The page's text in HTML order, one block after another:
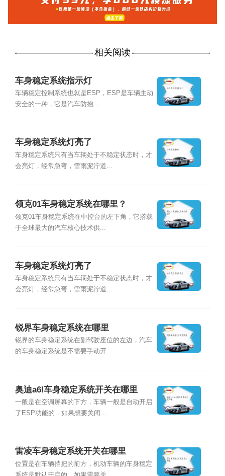
相关阅读
车身稳定系统指示灯
车辆稳定控制系统也就是ESP，ESP是车辆主动
安全的一种，它是汽车防抱...
车身稳定系统灯亮了
车身稳定系统只有当车辆处于不稳定状态时，才
会亮灯，经常急弯，雪雨泥泞道...
领克01车身稳定系统在哪里？
领克01车身稳定系统在中控台的左下角，它搭载
于全球最大的汽车核心技术供...
车身稳定系统灯亮了
车身稳定系统只有当车辆处于不稳定状态时，才
会亮灯，经常急弯，雪雨泥泞道...
锐界车身稳定系统在哪里
锐界的车身稳定系统在副驾驶座位的左边，汽车
的车身稳定系统是不需要手动开...
奥迪a6l车身稳定系统开关在哪里
一般是在空调屏幕的下方，车辆一般是自动开启
了ESP功能的，如果想要关闭...
雷凌车身稳定系统开关在哪里
位置是在车辆挡把的前方，机动车辆的车身稳定